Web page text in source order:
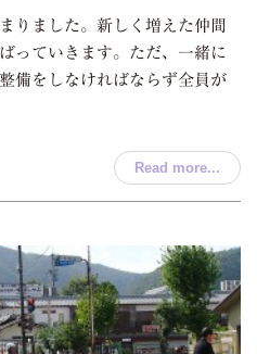
りました。新しく増えた仲間
っていきます。ただ、一緒に
備をしなければならず全員が
Read more...